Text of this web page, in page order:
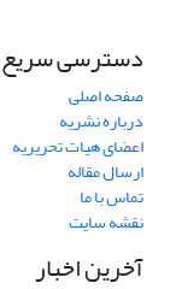
دسترسی سریع
صفحه اصلی
درباره نشریه
اعضای هیات تحریریه
ارسال مقاله
تماس با ما
نقشه سایت
آخرین اخبار